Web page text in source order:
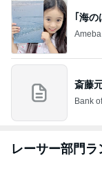
｢海
斎藤
Bank
レーサー部門ラ